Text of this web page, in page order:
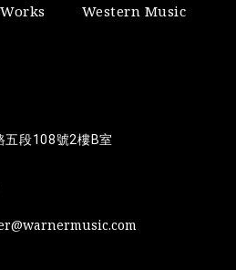
Western Music
五段108號2樓B室